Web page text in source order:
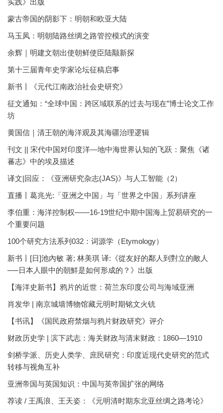
实践》出版
蒙古帝国的阴影下：明朝和欧亚大陆
马玉凤：明朝陆路丝绸之路管控模式的演变
余辉｜明建文朝出使朝鲜使臣陆颙新探
第十三届青年史学家论坛征稿启事
新书丨《元代江南政治社会史研究》
征文通知：“全球中国：跨区域联系的过去与现在”博士论文工作
坊
黄国信｜清王朝的海洋观及其海疆治理逻辑
刊文 || 宋代中国对印度洋—地中海世界认知的飞跃：聚焦《诸
蕃志》中的埃及描述
译文|回应：《亚洲研究杂志(JAS)》与人工智能（2）
直播丨葛兆光:「亚洲之中国」与「世界之中国」系列讲座
李伯重：海洋控制权——16-19世纪中期中国海上贸易研究的一
个重要问题
100个研究方法系列032：词源学（Etymology）
新书丨[日]池內敏 著; 林美琪 译:《從友好的鄰人到對立的敵人
──日本人眼中的朝鮮是如何形成的？》出版
【海洋史新书】鸦片的近世：荷兰东印度公司与海域亚洲
肖发华 | 南京城墙博物馆藏元明时期铭文火铳
【书讯】《国民政府禁烟与鸦片财政研究》评介
财政历史学 | 滨下武志：海关财政与清末财政：1860—1910
剑桥学派、历史人类学、庶民研究：印度近现代史研究的范式
转移与视角互补
亚洲帝国与英国知识：中国与英帝国扩张的网络
荐读 / 王禹浪、王天姿：《元明清时期东北亚丝绸之路考论》